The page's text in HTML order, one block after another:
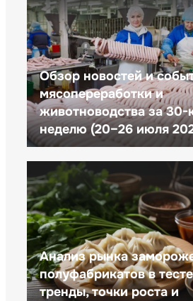
Обзор новостей и
мясопереработки и
животноводства за
неделю (20–26 июля
Анализ рынка
полуфабрикатов в
тренды, точки роста и